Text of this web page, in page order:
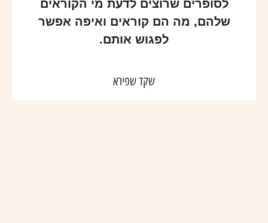
לסופרים שרוצים לדעת מי הקוראים
שלהם, מה הם קוראים ואיפה אפשר
לפגוש אותם.
שקד שפירא